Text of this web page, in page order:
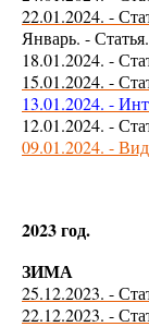
22.01.2024. -
Январь. -
18.01.2024. -
15.01.2024. -
13.01.2024. -
12.01.2024. -
09.01.2024. -
2023 год.
ЗИМА
25.12.2023. -
22.12.2023. -